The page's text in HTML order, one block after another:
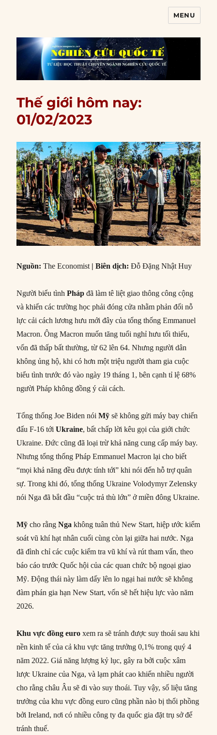
MENU
Thế giới hôm nay:
01/02/2023
Nguồn: The Economist |Biên dịch: Đỗ Đặng Nhật Huy
Người biểu tìnhPháp đã làm tê liệt giao thông công cộng
và khiến các trường học phải đóng cửa nhằm phản đối nỗ
lực cải cách lương hưu mới đây của tổng thống Emmanuel
Macron. Ông Macron muốn tăng tuổi nghỉ hưu tối thiểu,
vốn đã thấp bất thường, từ 62 lên 64. Nhưng người dân
không ủng hộ, khi có hơn một triệu người tham gia cuộc
biểu tình trước đó vào ngày 19 tháng 1, bên cạnh tỉ lệ 68%
người Pháp không đồng ý cải cách.
Tổng thống Joe Biden nóiMỹ sẽ không gửi máy bay chiến
đấu F-16 tớiUkraine, bất chấp lời kêu gọi của giới chức
Ukraine. Đức cũng đã loại trừ khả năng cung cấp máy bay.
Nhưng tổng thống Pháp Emmanuel Macron lại cho biết
“mọi khả năng đều được tính tới” khi nói đến hỗ trợ quân
sự. Trong khi đó, tổng thống Ukraine Volodymyr Zelensky
nói Nga đã bắt đầu “cuộc trả thù lớn” ở miền đông Ukraine.
Mỹ cho rằngNga không tuân thủ New Start, hiệp ước kiểm
soát vũ khí hạt nhân cuối cùng còn lại giữa hai nước. Nga
đã đình chỉ các cuộc kiểm tra vũ khí và rút tham vấn, theo
báo cáo trước Quốc hội của các quan chức bộ ngoại giao
Mỹ. Động thái này làm dấy lên lo ngại hai nước sẽ không
đàm phán gia hạn New Start, vốn sẽ hết hiệu lực vào năm
2026.
Khu vực đồng euro xem ra sẽ tránh được suy thoái sau khi
nền kinh tế của cả khu vực tăng trưởng 0,1% trong quý 4
năm 2022. Giá năng lượng kỷ lục, gây ra bởi cuộc xâm
lược Ukraine của Nga, và lạm phát cao khiến nhiều người
cho rằng châu Âu sẽ đi vào suy thoái. Tuy vậy, số liệu tăng
trưởng của khu vực đồng euro cũng phần nào bị thổi phồng
bởi Ireland, nơi có nhiều công ty đa quốc gia đặt trụ sở để
tránh thuế.